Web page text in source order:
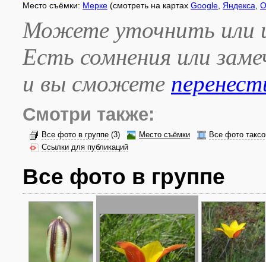
Место съёмки: Мерке (смотреть на картах Google Яндекса
Можете уточнить или
Есть сомнения или
и вы сможете
Смотри также:
Все фото в группе (3) Место съёмки
Все фото
Ссылки для публикаций
Все фото в группе